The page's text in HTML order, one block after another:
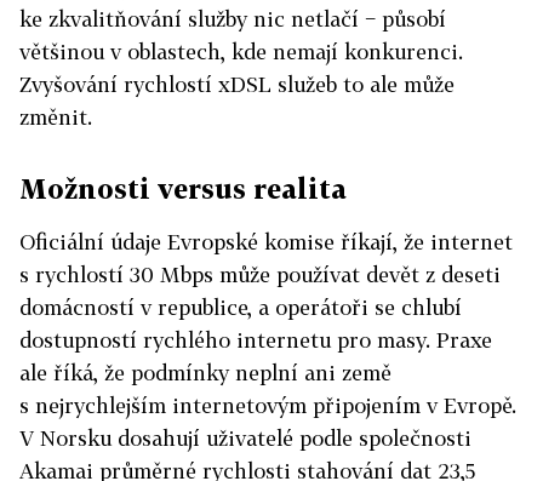
ke zkvalitňování služby nic netlačí − působí
většinou v oblastech, kde nemají konkurenci.
Zvyšování rychlostí xDSL služeb to ale může
změnit.
Možnosti versus realita
Oficiální údaje Evropské komise říkají, že internet
s rychlostí 30 Mbps může používat devět z deseti
domácností v republice, a operátoři se chlubí
dostupností rychlého internetu pro masy. Praxe
ale říká, že podmínky neplní ani země
s nejrychlejším internetovým připojením v Evropě.
V Norsku dosahují uživatelé podle společnosti
Akamai průměrné rychlosti stahování dat 23,5